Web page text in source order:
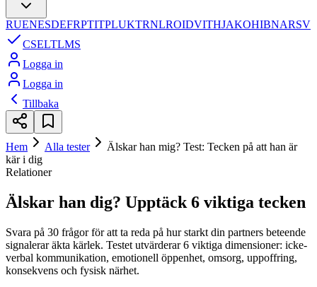
RUENESDEFRPTITPLUKTRNLROIDVITHJAKOHIBNARSV
CSELTLMS
Logga in
Logga in
Tillbaka
Hem Alla tester
Älskar han mig? Test: Tecken på att han är
kär i dig
Relationer
Älskar han dig? Upptäck 6 viktiga tecken
Svara på 30 frågor för att ta reda på hur starkt din partners beteende
signalerar äkta kärlek. Testet utvärderar 6 viktiga dimensioner: icke-
verbal kommunikation, emotionell öppenhet, omsorg, uppoffring,
konsekvens och fysisk närhet.